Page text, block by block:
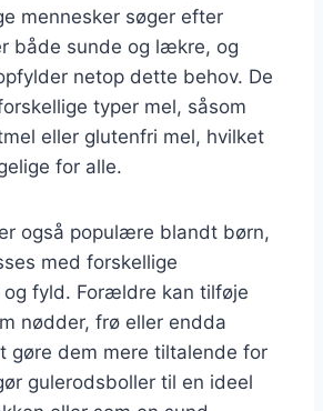
mennesker søger efter
både sunde og lækre, og
netop dette behov. De
typer mel, såsom
eller glutenfri mel, hvilket
for alle.
også populære blandt børn,
med forskellige
og fyld. Forældre kan tilføje
nødder, frø eller endda
gøre dem mere tiltalende for
gulerodsboller til en ideel